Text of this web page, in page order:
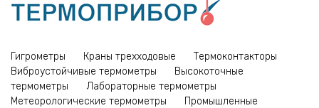
Гигрометры Краны трехходовые
Термоконтакторы
Виброустойчивые термометры
Высокоточные
термометры
Лабораторные термометры
Метеорологические термометры
Промышленные